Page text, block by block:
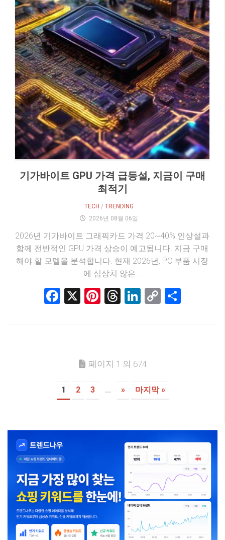
기가바이트 GPU 가격 급등설, 지금이 구매
최적기
TECH / TRENDING
2026년 08월 06일
2026년 기가바이트 그래픽카드 가격 20~40% 인상설과
함께 전반적인 GPU 가격 상승이 예고됩니다. 지금 구매
해야 할 모델을 분석합니다. 현재 2026년, PC 부품 시장
에 심상치 않은...
Facebook
X Pinterest
Threads
LinkedIn
CopyShare
페이지 1 의 674
1 2 3 ... » 마지막 »